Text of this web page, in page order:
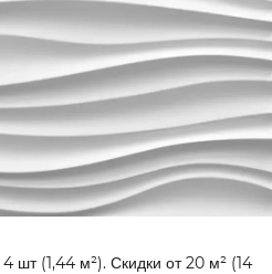
шт (1,44 м²). Скидки от 20 м² (14